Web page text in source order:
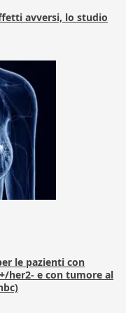
avversi, lo studio
le pazienti con
her2- e con tumore al